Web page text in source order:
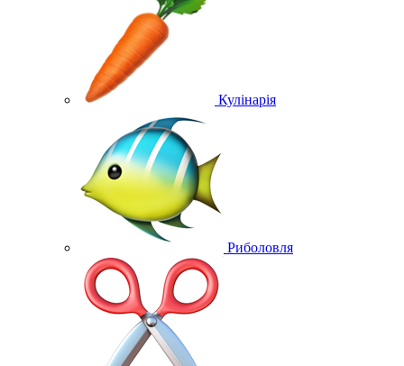
Кулінарія
Риболовля